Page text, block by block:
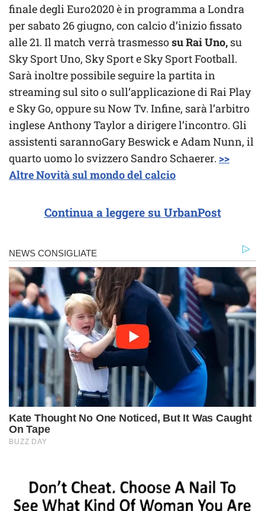
finale degli Euro2020 è in programma a Londra
per sabato 26 giugno, con calcio d’inizio fissato
alle 21. Il match verrà trasmessosu Rai Uno, su
Sky Sport Uno, Sky Sport e Sky Sport Football.
Sarà inoltre possibile seguire la partita in
streaming sul sito o sull’applicazione di Rai Play
e Sky Go, oppure su Now Tv. Infine, sarà l’arbitro
inglese Anthony Taylor a dirigere l’incontro. Gli
assistenti sarannoGary Beswick e Adam Nunn, il
quarto uomo lo svizzero Sandro Schaerer. >>
Altre Novità sul mondo del calcio
Continua a leggere su UrbanPost